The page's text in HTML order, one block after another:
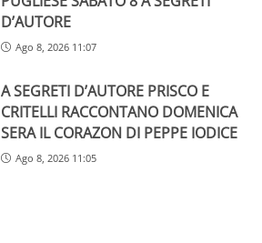
D’AUTORE
Ago 8, 2026 11:07
A SEGRETI D’AUTORE PRISCO E
CRITELLI RACCONTANO DOMENICA
SERA IL CORAZON DI PEPPE IODICE
Ago 8, 2026 11:05